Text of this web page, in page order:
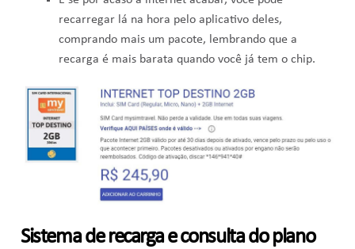
recarregar lá na hora pelo aplicativo deles,
comprando mais um pacote, lembrando que a
recarga é mais barata quando você já tem o chip.
Sistema de recarga e consulta do plano